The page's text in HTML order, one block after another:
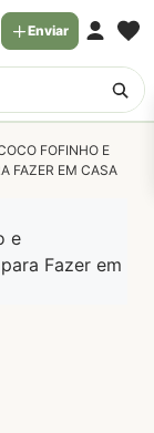
Enviar
FOFINHO E
FAZER EM CASA